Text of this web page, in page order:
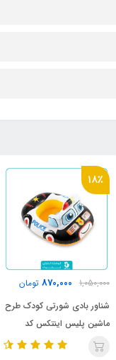
18٪
1,050,000
870,000 تومان
شناور بادی شورتی کودک طرح
بلدوزر اینتکس کد 59586